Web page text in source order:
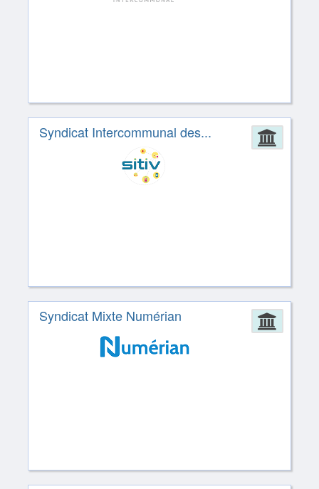
Syndicat Intercommunal des...
Syndicat Mixte Numérian